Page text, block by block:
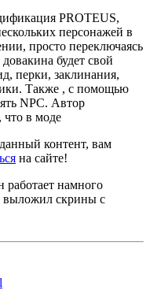
PROTEUS,
персонажей в
просто переключаясь
будет свой
перки, заклинания,
Также , с помощью
NPC. Автор
что в моде
контент, вам
на сайте!
намного
выложил скрины с